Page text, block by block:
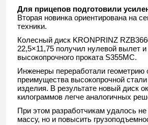
Для прицепов подготовили
Вторая новинка ориентирована на
техники.
Колесный диск KRONPRINZ
22,5×11,75 получил нулевой вылет и
высокопрочного проката S355MC.
Инженеры переработали геометрию
преимущества высокопрочной
изделия. В результате новый диск
килограммов легче аналогичных
При этом разработчикам удалось
массу, но и повысить